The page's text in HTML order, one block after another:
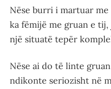
Nëse burri i martuar
ka fëmijë me gruan e
një situatë tepër
Nëse ai do të linte
ndikonte seriozisht në